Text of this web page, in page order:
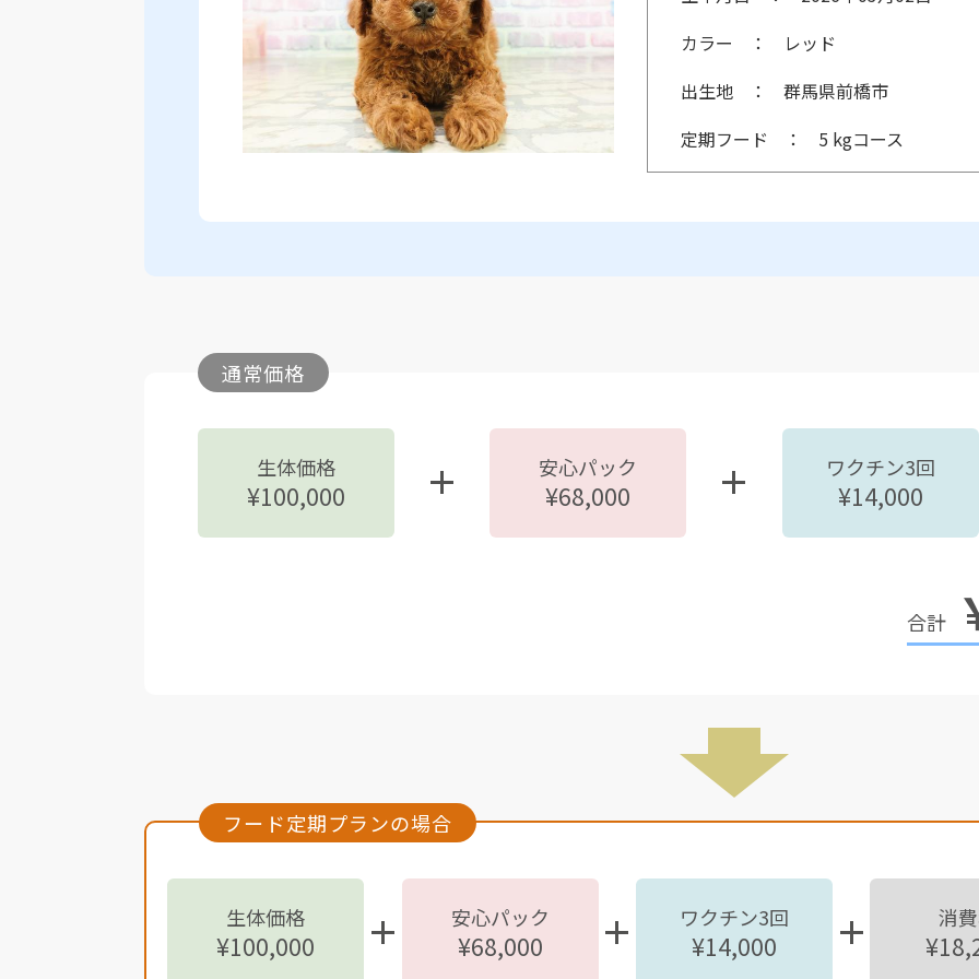
カラー
レッド
出生地
群馬県前橋市
定期フード
5 kgコース
通常価格
生体価格
¥100,000
安心パック
¥68,000
ワクチン3回
¥14,000
フード定期プランの場合
生体価格
¥100,000
安心パック
¥68,000
ワクチン3回
¥14,000
消